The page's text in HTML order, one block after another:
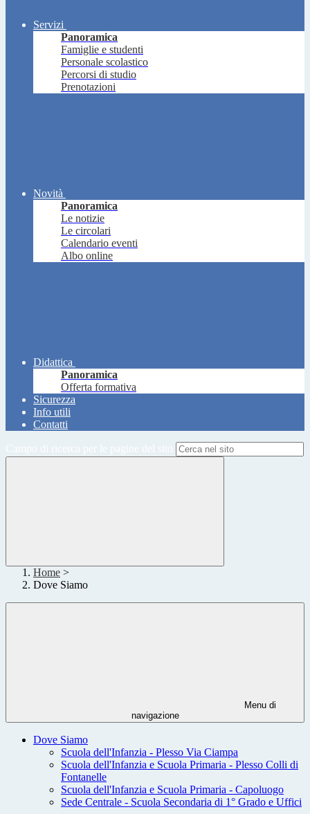
Servizi
Panoramica
Famiglie e studenti
Personale scolastico
Percorsi di studio
Prenotazioni
Novità
Panoramica
Le notizie
Le circolari
Calendario eventi
Albo online
Didattica
Panoramica
Offerta formativa
Sicurezza
Info utili
Contatti
Home >
Dove Siamo
Menu di
navigazione
Dove Siamo
Scuola dell'Infanzia - Plesso Via Ciampa
Scuola dell'Infanzia e Scuola Primaria - Plesso Colli di
Fontanelle
Scuola dell'Infanzia e Scuola Primaria - Capoluogo
Sede Centrale - Scuola Secondaria di 1° Grado e Uffici